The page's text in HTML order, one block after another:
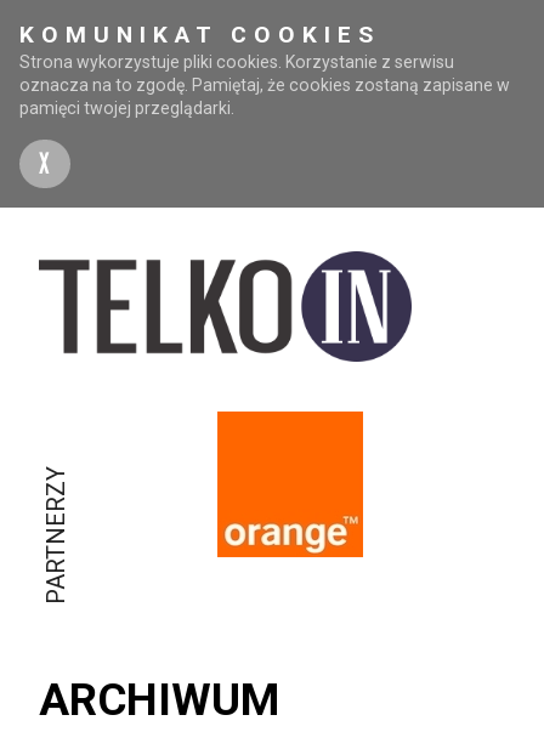
KOMUNIKAT COOKIES
Strona wykorzystuje pliki cookies. Korzystanie z serwisu
oznacza na to zgodę. Pamiętaj, że cookies zostaną zapisane w
pamięci twojej przeglądarki.
X
PARTNERZY
ARCHIWUM